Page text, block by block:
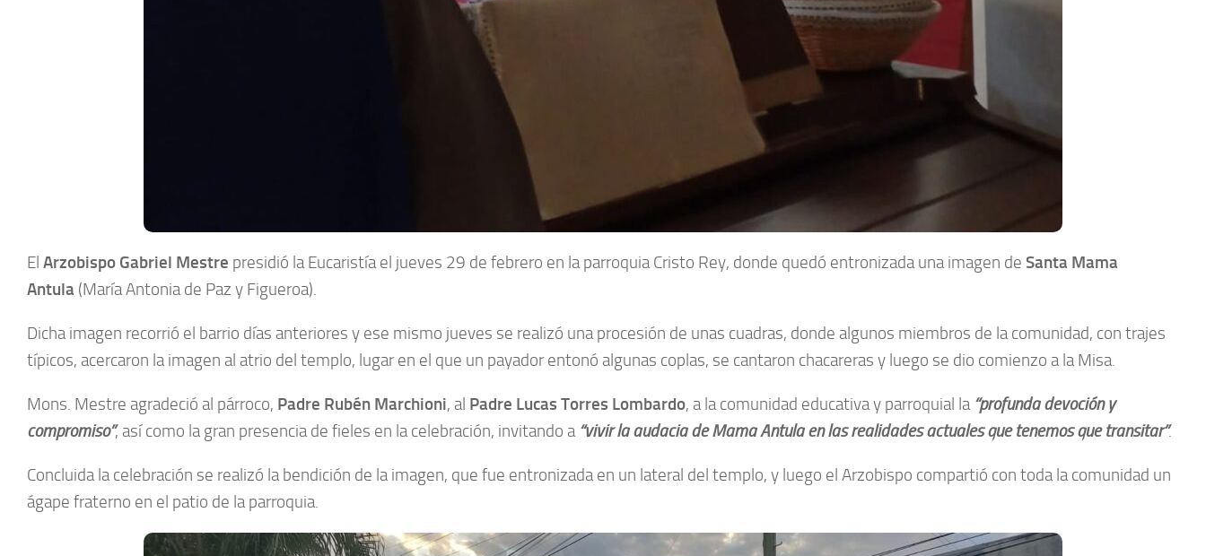
El Arzobispo Gabriel Mestre presidió la Eucaristía el jueves 29 de febrero en la parroquia Cristo Rey, donde quedó entronizada una imagen de Santa Mama
Antula (María Antonia de Paz y Figueroa).
Dicha imagen recorrió el barrio días anteriores y ese mismo jueves se realizó una procesión de unas cuadras, donde algunos miembros de la comunidad, con trajes
típicos, acercaron la imagen al atrio del templo, lugar en el que un payador entonó algunas coplas, se cantaron chacareras y luego se dio comienzo a la Misa.
Mons. Mestre agradeció al párroco, Padre Rubén Marchioni, al Padre Lucas Torres Lombardo, a la comunidad educativa y parroquial la “profunda devoción y
compromiso”, así como la gran presencia de fieles en la celebración, invitando a “vivir la audacia de Mama Antula en las realidades actuales que tenemos que transitar”.
Concluida la celebración se realizó la bendición de la imagen, que fue entronizada en un lateral del templo, y luego el Arzobispo compartió con toda la comunidad un
ágape fraterno en el patio de la parroquia.